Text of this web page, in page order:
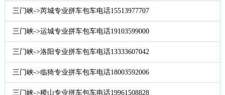
三门峡->芮城专业拼车包车电话15513977707
三门峡->运城专业拼车包车电话19103599000
三门峡->洛阳专业拼车包车电话13333607042
三门峡->临猗专业拼车包车电话18003592006
三门峡->稷山专业拼车包车电话19961508828